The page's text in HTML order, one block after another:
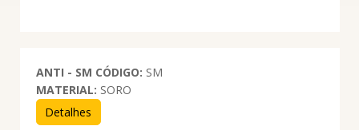
ANTI - SM CÓDIGO: SM
MATERIAL: SORO
Detalhes